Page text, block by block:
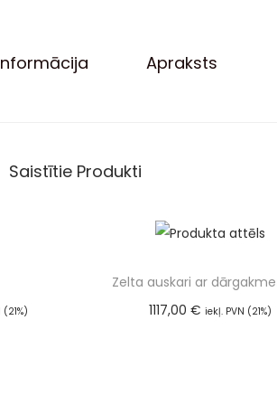
Apraksts
Saistītie Produkti
Zelta auskari ar
1117,00 € iekļ. PVN (21%)